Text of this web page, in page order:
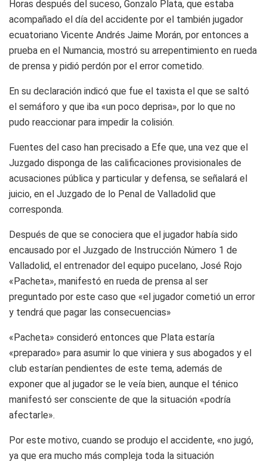
Horas después del suceso, Gonzalo Plata, que estaba
acompañado el día del accidente por el también jugador
ecuatoriano Vicente Andrés Jaime Morán, por entonces a
prueba en el Numancia, mostró su arrepentimiento en rueda
de prensa y pidió perdón por el error cometido.
En su declaración indicó que fue el taxista el que se saltó
el semáforo y que iba «un poco deprisa», por lo que no
pudo reaccionar para impedir la colisión.
Fuentes del caso han precisado a Efe que, una vez que el
Juzgado disponga de las calificaciones provisionales de
acusaciones pública y particular y defensa, se señalará el
juicio, en el Juzgado de lo Penal de Valladolid que
corresponda.
Después de que se conociera que el jugador había sido
encausado por el Juzgado de Instrucción Número 1 de
Valladolid, el entrenador del equipo pucelano, José Rojo
«Pacheta», manifestó en rueda de prensa al ser
preguntado por este caso que «el jugador cometió un error
y tendrá que pagar las consecuencias»
«Pacheta» consideró entonces que Plata estaría
«preparado» para asumir lo que viniera y sus abogados y el
club estarían pendientes de este tema, además de
exponer que al jugador se le veía bien, aunque el ténico
manifestó ser consciente de que la situación «podría
afectarle».
Por este motivo, cuando se produjo el accidente, «no jugó,
ya que era mucho más compleja toda la situación